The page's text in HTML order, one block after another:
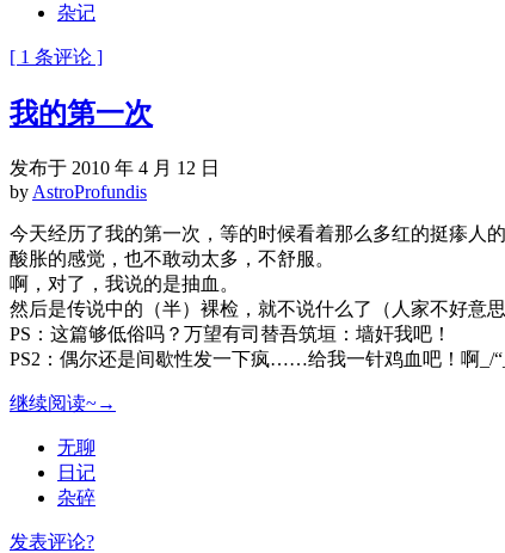
杂记
[ 1 条评论 ]
我的第一次
发布于 2010 年 4 月 12 日
by AstroProfundis
今天经历了我的第一次，等的时候看着那么多红的挺瘆人
酸胀的感觉，也不敢动太多，不舒服。
啊，对了，我说的是抽血。
然后是传说中的（半）裸检，就不说什么了（人家不好意
PS：这篇够低俗吗？万望有司替吾筑垣：墙奸我吧！
PS2：偶尔还是间歇性发一下疯……给我一针鸡血吧！啊
继续阅读~→
无聊
日记
杂碎
发表评论?